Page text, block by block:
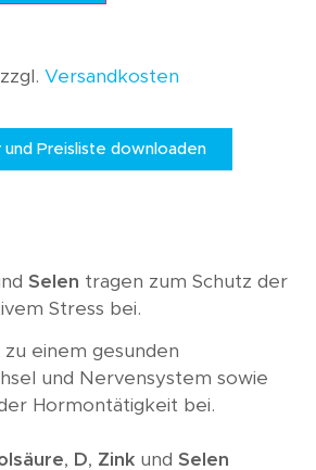
Versandkosten
Preisliste downloaden
Selen tragen zum Schutz der
Stress bei.
einem gesunden
und Nervensystem sowie
Hormontätigkeit bei.
, D, Zink und Selen